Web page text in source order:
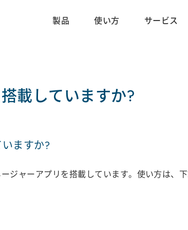
製品 使い方 サービス
載していますか?
ますか?
ジャーアプリを搭載しています。使い方は、下